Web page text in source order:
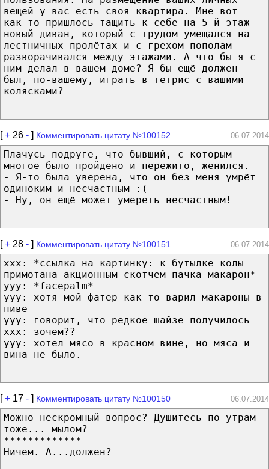
вещей у вас есть своя квартира. Мне вот
как-то пришлось тащить к себе на 5-й этаж
новый диван, который с трудом умещался на
лестничных пролётах и с грехом пополам
разворачивался между этажами. А что бы я с
ним делал в вашем доме? Я бы ещё должен
был, по-вашему, играть в тетрис с вашими
колясками?
[+ 26 - ] Комментировать цитату №100152 06.07.2014
Плачусь подруге, что бывший, с которым
многое было пройдено и пережито, женился.
- Я-то была уверена, что он без меня умрёт
одиноким и несчастным :(
- Ну, он ещё может умереть несчастным!
[+ 28 - ] Комментировать цитату №100151 06.07.2014
ххх: *ссылка на картинку: к бутылке колы
примотана акционным скотчем пачка макарон*
ууу: *facepalm*
ууу: хотя мой фатер как-то варил макароны в
пиве
ууу: говорит, что редкое шайзе получилось
ххх: зочем??
ууу: хотел мясо в красном вине, но мяса и
вина не было.
[+ 17 - ] Комментировать цитату №100150 06.07.2014
Можно нескромный вопрос? Душитесь по утрам
тоже... мылом?
*************
Ничем. А...должен?